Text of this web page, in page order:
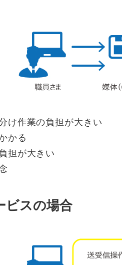
け作業の負担が大きい
かる
担が大きい
ビスの場合